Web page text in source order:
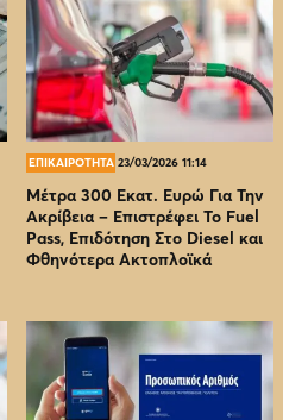
ΕΠΙΚΑΙΡΟΤΗΤΑ 23/03/2026 11:14
Μέτρα 300 Εκατ. Ευρώ Για Την
Ακρίβεια – Επιστρέφει Το Fuel
Pass, Επιδότηση Στο Diesel και
Φθηνότερα Ακτοπλοϊκά